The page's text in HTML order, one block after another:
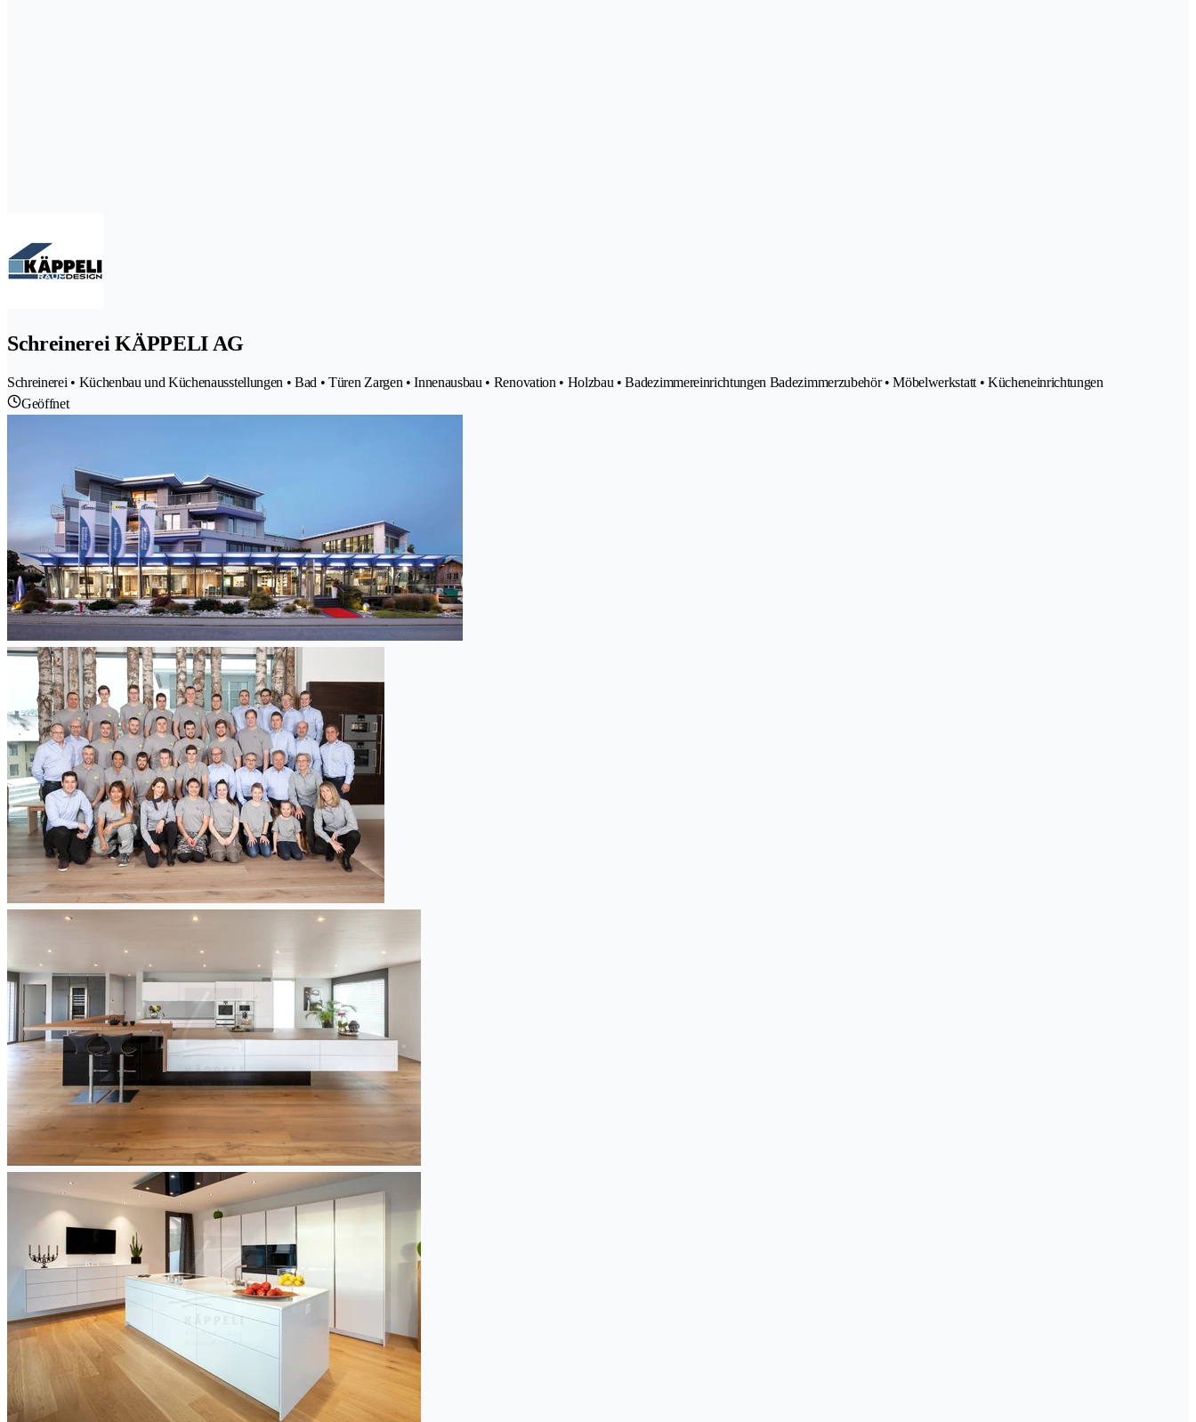
Schreinerei KÄPPELI AG
Schreinerei • Küchenbau und Küchenausstellungen • Bad • Türen Zargen • Innenausbau • Renovation • Holzbau • Badezimmereinrichtungen Badezimmerzubehör • Möbelwerkstatt • Kücheneinrichtungen
Geöffnet